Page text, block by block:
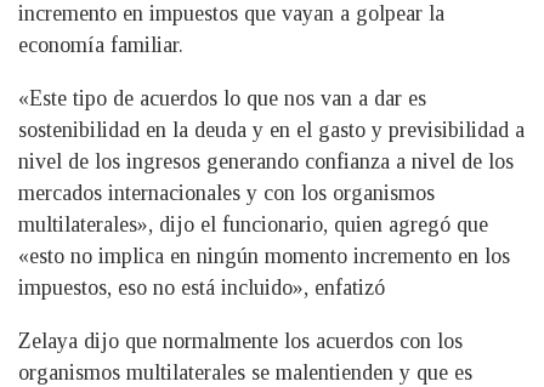
incremento en impuestos que vayan a golpear la
economía familiar.
«Este tipo de acuerdos lo que nos van a dar es
sostenibilidad en la deuda y en el gasto y previsibilidad a
nivel de los ingresos generando confianza a nivel de los
mercados internacionales y con los organismos
multilaterales», dijo el funcionario, quien agregó que
«esto no implica en ningún momento incremento en los
impuestos, eso no está incluido», enfatizó
Zelaya dijo que normalmente los acuerdos con los
organismos multilaterales se malentienden y que es